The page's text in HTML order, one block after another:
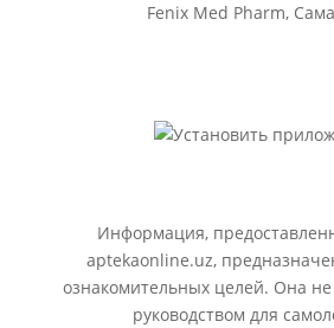
Fenix Med Pharm,
Информация,
aptekaonline.uz,
ознакомительных целей. Она
руководством для